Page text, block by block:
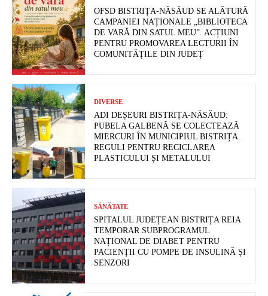
OFSD BISTRIȚA-NĂSĂUD SE ALĂTURĂ
CAMPANIEI NAȚIONALE „BIBLIOTECA
DE VARĂ DIN SATUL MEU”. ACȚIUNI
PENTRU PROMOVAREA LECTURII ÎN
COMUNITĂȚILE DIN JUDEȚ
DIVERSE
ADI DEȘEURI BISTRIȚA-NĂSĂUD:
PUBELA GALBENĂ SE COLECTEAZĂ
MIERCURI ÎN MUNICIPIUL BISTRIȚA.
REGULI PENTRU RECICLAREA
PLASTICULUI ȘI METALULUI
SĂNĂTATE
SPITALUL JUDEȚEAN BISTRIȚA REIA
TEMPORAR SUBPROGRAMUL
NAȚIONAL DE DIABET PENTRU
PACIENȚII CU POMPE DE INSULINĂ ȘI
SENZORI